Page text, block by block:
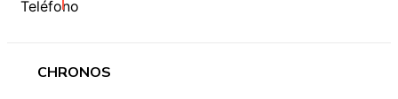
CHRONOS